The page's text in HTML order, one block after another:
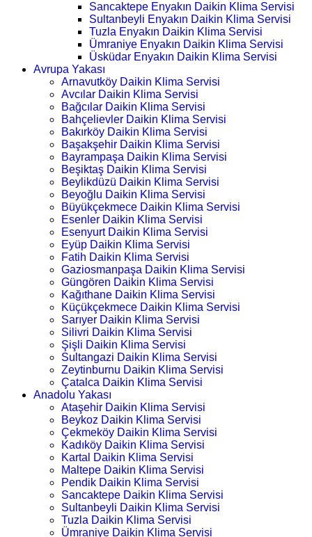
Sancaktepe Enyakın Daikin Klima Servisi
Sultanbeyli Enyakın Daikin Klima Servisi
Tuzla Enyakın Daikin Klima Servisi
Ümraniye Enyakın Daikin Klima Servisi
Üsküdar Enyakın Daikin Klima Servisi
Avrupa Yakası
Arnavutköy Daikin Klima Servisi
Avcılar Daikin Klima Servisi
Bağcılar Daikin Klima Servisi
Bahçelievler Daikin Klima Servisi
Bakırköy Daikin Klima Servisi
Başakşehir Daikin Klima Servisi
Bayrampaşa Daikin Klima Servisi
Beşiktaş Daikin Klima Servisi
Beylikdüzü Daikin Klima Servisi
Beyoğlu Daikin Klima Servisi
Büyükçekmece Daikin Klima Servisi
Esenler Daikin Klima Servisi
Esenyurt Daikin Klima Servisi
Eyüp Daikin Klima Servisi
Fatih Daikin Klima Servisi
Gaziosmanpaşa Daikin Klima Servisi
Güngören Daikin Klima Servisi
Kağıthane Daikin Klima Servisi
Küçükçekmece Daikin Klima Servisi
Sarıyer Daikin Klima Servisi
Silivri Daikin Klima Servisi
Şişli Daikin Klima Servisi
Sultangazi Daikin Klima Servisi
Zeytinburnu Daikin Klima Servisi
Çatalca Daikin Klima Servisi
Anadolu Yakası
Ataşehir Daikin Klima Servisi
Beykoz Daikin Klima Servisi
Çekmeköy Daikin Klima Servisi
Kadıköy Daikin Klima Servisi
Kartal Daikin Klima Servisi
Maltepe Daikin Klima Servisi
Pendik Daikin Klima Servisi
Sancaktepe Daikin Klima Servisi
Sultanbeyli Daikin Klima Servisi
Tuzla Daikin Klima Servisi
Ümraniye Daikin Klima Servisi